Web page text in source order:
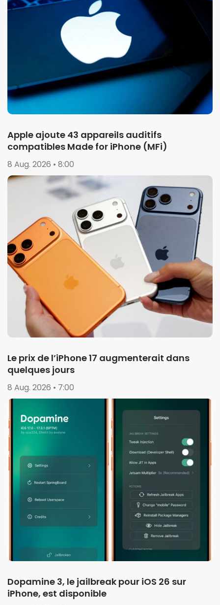
Apple ajoute 43 appareils auditifs
compatibles Made for iPhone (MFi)
8 Aug. 2026 • 8:00
Le prix de l’iPhone 17 augmenterait dans
quelques jours
8 Aug. 2026 • 7:00
Dopamine 3, le jailbreak pour iOS 26 sur
iPhone, est disponible